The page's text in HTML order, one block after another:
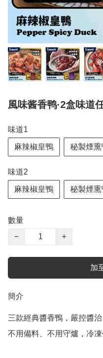
風味酱香鸭·2盒味道
味道1
麻辣椒皇鴨 秘製煙熏
味道2
麻辣椒皇鴨 秘製煙熏
數量
−
+
加
簡介
三款經典醬香鴨，嚴控醬
不用備料、不用守爐，冷凍